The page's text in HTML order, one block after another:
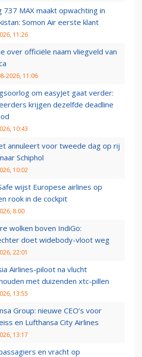
737 MAX maakt opwachting in
Somon Air eerste klant
11:26
over officiële naam vliegveld van
2026, 11:06
om easyJet gaat verder:
krijgen dezelfde deadline
10:43
annuleert voor tweede dag op rij
Schiphol
10:02
wijst Europese airlines op
rook in de cockpit
8:00
wolken boven IndiGo:
doet widebody-vloot weg
22:01
Airlines-piloot na vlucht
met duizenden xtc-pillen
13:55
Group: nieuwe CEO’s voor
en Lufthansa City Airlines
13:17
en vracht op